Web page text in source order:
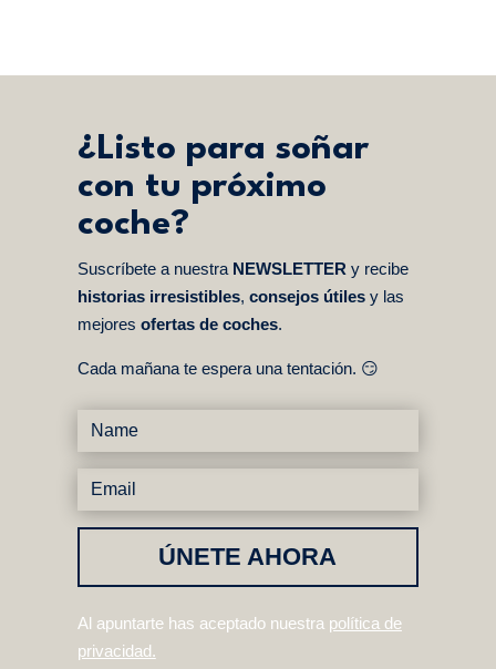
¿Listo para soñar
con tu próximo
coche?
Suscríbete a nuestra NEWSLETTER y recibe
historias irresistibles, consejos útilesy las
mejores ofertas de coches.
Cada mañana te espera una tentación. 😏
ÚNETE AHORA
Al apuntarte has aceptado nuestra política de
privacidad.